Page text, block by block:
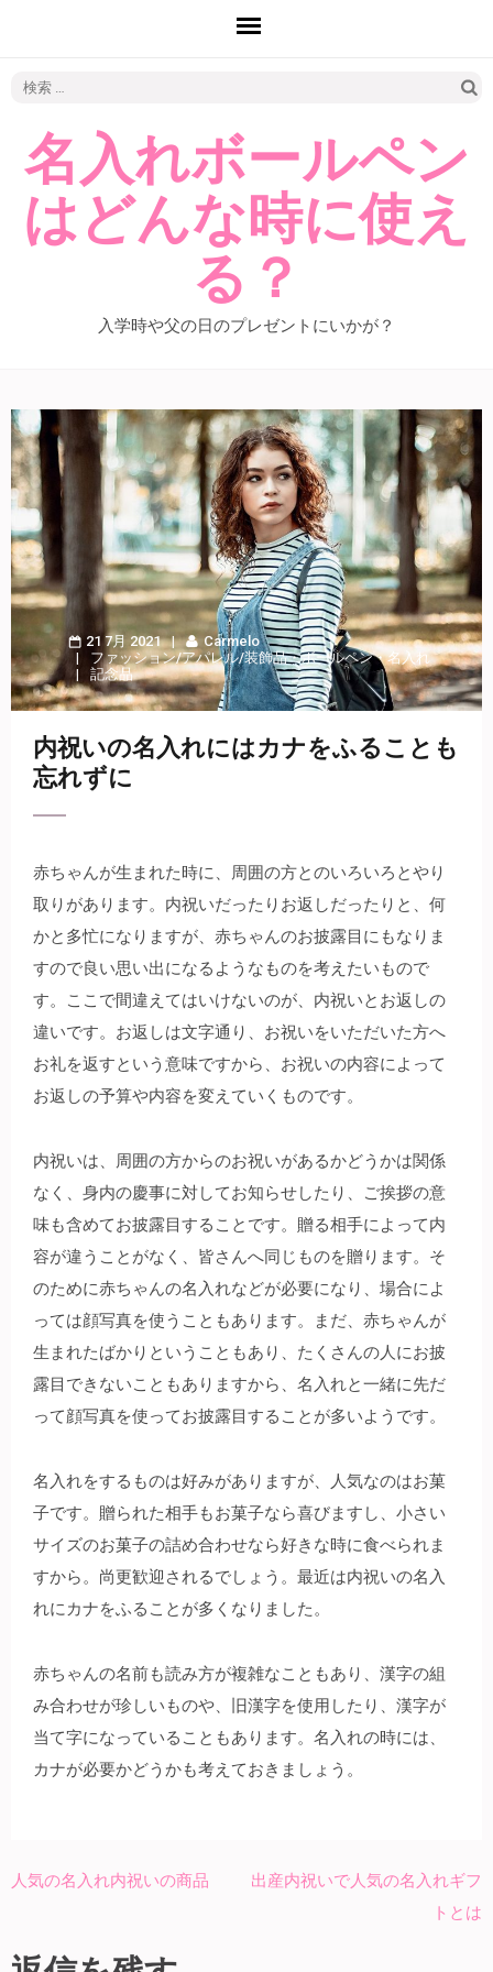
名入れボールペン
はどんな時に使え
る？
入学時や父の日のプレゼントにいかが？
21 7月 2021
Carmelo
ファッション/アパレル/装飾品・ボールペン・名入れ
記念品
内祝いの名入れにはカナをふることも
忘れずに
赤ちゃんが生まれた時に、周囲の方とのいろいろとやり
取りがあります。 内祝いだったりお返しだったりと、何
かと多忙になりますが、赤ちゃんのお披露目にもなりま
すので良い思い出になるようなものを考えたいもので
す。ここで間違えてはいけないのが、内祝いとお返しの
違いです。お返しは文字通り、お祝いをいただいた方へ
お礼を返すという意味ですから、お祝いの内容によって
お返しの予算や内容を変えていくものです。
内祝いは、周囲の方からのお祝いがあるかどうかは関係
なく、身内の慶事に対してお知らせしたり、ご挨拶の意
味も含めてお披露目することです。贈る相手によって内
容が違うことがなく、皆さんへ同じものを贈ります。そ
のために赤ちゃんの名入れなどが必要になり、場合によ
っては顔写真を使うこともあります。まだ、赤ちゃんが
生まれたばかりということもあり、たくさんの人にお披
露目できないこともありますから、名入れと一緒に先だ
って顔写真を使ってお披露目することが多いようです。
名入れをするものは好みがありますが、人気なのはお菓
子です。贈られた相手もお菓子なら喜びますし、小さい
サイズのお菓子の詰め合わせなら好きな時に食べられま
すから。尚更歓迎されるでしょう。最近は内祝いの名入
れにカナをふることが多くなりました。
赤ちゃんの名前も読み方が複雑なこともあり、漢字の組
み合わせが珍しいものや、旧漢字を使用したり、漢字が
当て字になっていることもあります。名入れの時には、
カナが必要かどうかも考えておきましょう。
ナ
人気の名入れ内祝いの商品
出産内祝いで人気の名入れギフ
トとは